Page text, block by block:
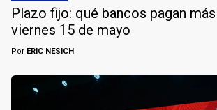
Plazo fijo: qué bancos pagan
viernes 15 de mayo
Por ERIC NESICH